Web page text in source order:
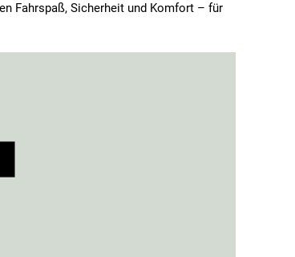
Fahrspaß, Sicherheit und Komfort – für